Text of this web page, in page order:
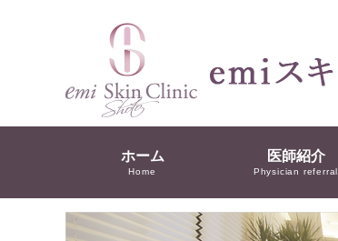
ホーム
Home
医師紹介
Physician referral